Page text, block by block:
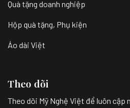
Quà tặng doanh nghiệp
Hộp quà tặng, Phụ kiện
Áo dài Việt
Theo dõi
Theo dõi Mỹ Nghệ Việt để luôn